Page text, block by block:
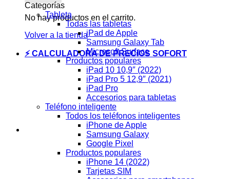
No hay productos en el carrito.
Volver a la tienda
⚡ CALCULADORA DE PRECIOS SOFORT
Categorías
Tableta
Todas las tabletas
iPad de Apple
Samsung Galaxy Tab
Microsoft Surface
Productos populares
iPad 10 10,9″ (2022)
iPad Pro 5 12,9″ (2021)
iPad Pro
Accesorios para tabletas
Teléfono inteligente
Todos los teléfonos inteligentes
iPhone de Apple
Samsung Galaxy
Google Pixel
Productos populares
iPhone 14 (2022)
Tarjetas SIM